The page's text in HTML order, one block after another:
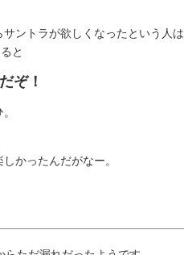
ントラが欲しくなったという人は
と
ぞ！
かったんだがなー。